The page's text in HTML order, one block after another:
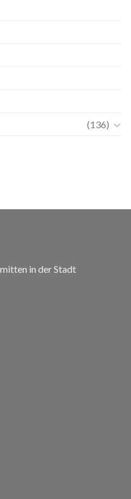
(136)
in der Stadt